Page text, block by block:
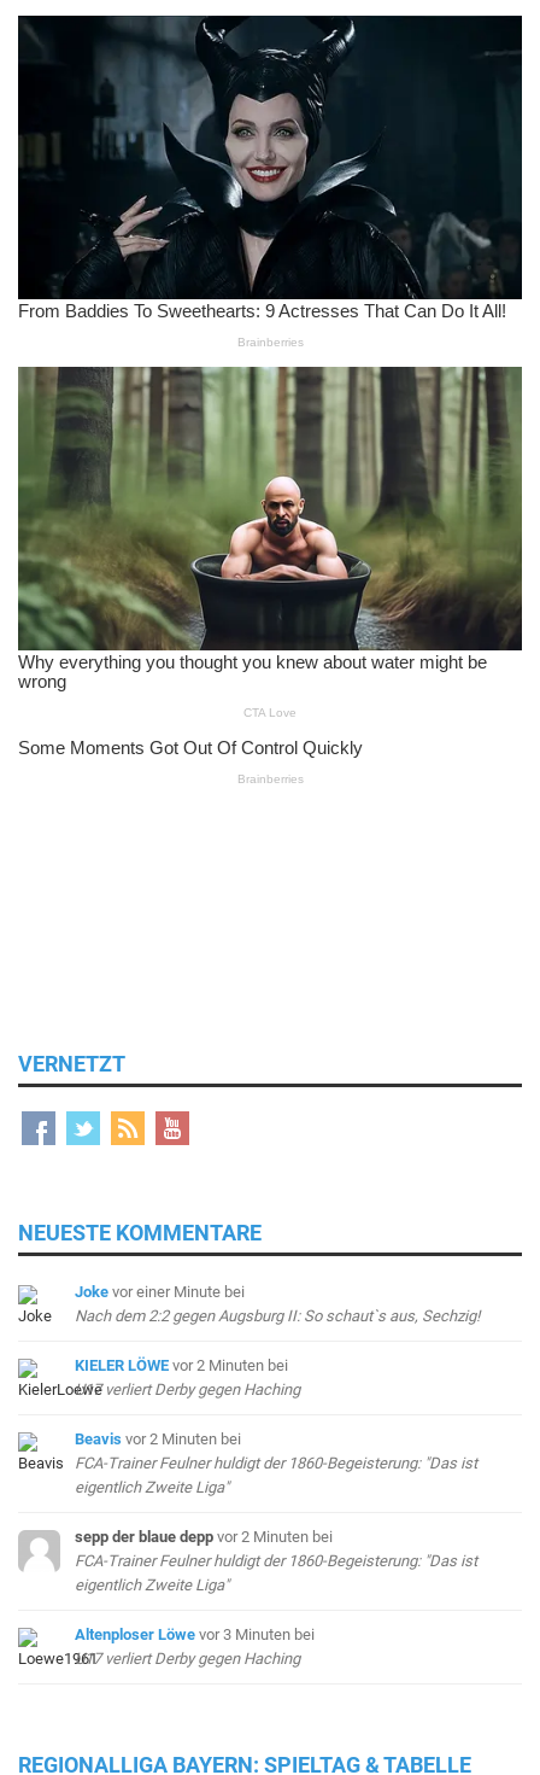
VERNETZT
NEUESTE KOMMENTARE
Joke vor einer Minute bei
Nach dem 2:2 gegen Augsburg II: So schaut`s aus, Sechzig!
KIELER LÖWE vor 2 Minuten bei
U17 verliert Derby gegen Haching
Beavis vor 2 Minuten bei
FCA-Trainer Feulner huldigt der 1860-Begeisterung: "Das ist
eigentlich Zweite Liga"
sepp der blaue depp vor 2 Minuten bei
FCA-Trainer Feulner huldigt der 1860-Begeisterung: "Das ist
eigentlich Zweite Liga"
Altenploser Löwe vor 3 Minuten bei
U17 verliert Derby gegen Haching
REGIONALLIGA BAYERN: SPIELTAG & TABELLE